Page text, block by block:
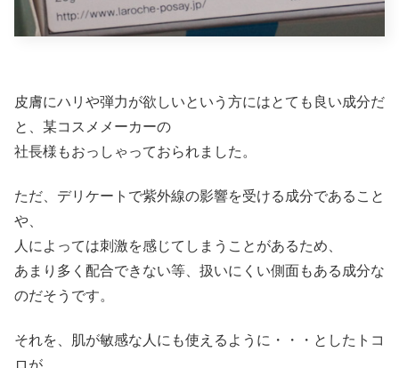
皮膚にハリや弾力が欲しいという方にはとても良い成分だ
と、某コスメメーカーの
社長様もおっしゃっておられました。
ただ、デリケートで紫外線の影響を受ける成分であること
や、
人によっては刺激を感じてしまうことがあるため、
あまり多く配合できない等、扱いにくい側面もある成分な
のだそうです。
それを、肌が敏感な人にも使えるように・・・としたトコ